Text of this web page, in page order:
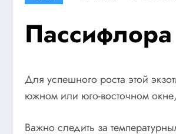
Для успешного роста этой
южном или юго-восточном
Важно следить за